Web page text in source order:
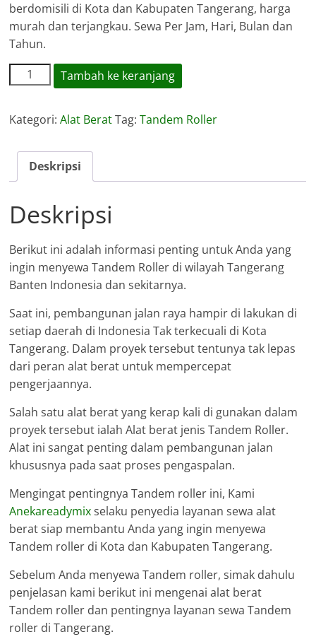
berdomisili di Kota dan Kabupaten Tangerang, harga
murah dan terjangkau. Sewa Per Jam, Hari, Bulan dan
Tahun.
Kuantitas
Sewa
Roller
Wales
Tangerang
Tambah ke keranjang
Kategori:Alat Berat Tag:Tandem Roller
Deskripsi
Deskripsi
Berikut ini adalah informasi penting untuk Anda yang
ingin menyewa Tandem Roller di wilayah Tangerang
Banten Indonesia dan sekitarnya.
Saat ini, pembangunan jalan raya hampir di lakukan di
setiap daerah di Indonesia Tak terkecuali di Kota
Tangerang. Dalam proyek tersebut tentunya tak lepas
dari peran alat berat untuk mempercepat
pengerjaannya.
Salah satu alat berat yang kerap kali di gunakan dalam
proyek tersebut ialah Alat berat jenis Tandem Roller.
Alat ini sangat penting dalam pembangunan jalan
khususnya pada saat proses pengaspalan.
Mengingat pentingnya Tandem roller ini, Kami
Anekareadymixselaku penyedia layanan sewa alat
berat siap membantu Anda yang ingin menyewa
Tandem roller di Kota dan Kabupaten Tangerang.
Sebelum Anda menyewa Tandem roller, simak dahulu
penjelasan kami berikut ini mengenai alat berat
Tandem roller dan pentingnya layanan sewa Tandem
roller di Tangerang.